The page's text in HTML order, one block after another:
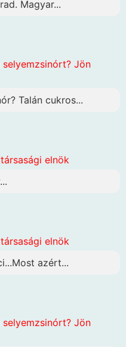
Magyar...
Jön
Talán cukros...
elnök
elnök
azért...
Jön